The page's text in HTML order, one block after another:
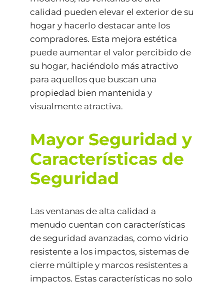
calidad pueden elevar el exterior de su
hogar y hacerlo destacar ante los
compradores. Esta mejora estética
puede aumentar el valor percibido de
su hogar, haciéndolo más atractivo
para aquellos que buscan una
propiedad bien mantenida y
visualmente atractiva.
Mayor Seguridad y
Características de
Seguridad
Las ventanas de alta calidad a
menudo cuentan con características
de seguridad avanzadas, como vidrio
resistente a los impactos, sistemas de
cierre múltiple y marcos resistentes a
impactos. Estas características no solo